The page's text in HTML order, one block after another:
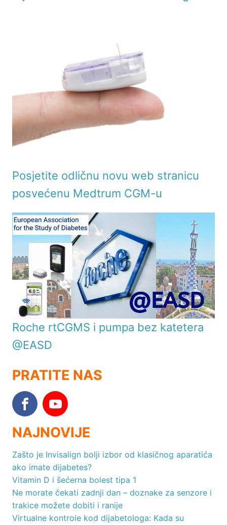
Posjetite odličnu novu web stranicu
posvećenu Medtrum CGM-u
Roche rtCGMS i pumpa bez katetera
@EASD
PRATITE NAS
NAJNOVIJE
Zašto je Invisalign bolji izbor od klasičnog aparatića
ako imate dijabetes?
Vitamin D i šećerna bolest tipa 1
Ne morate čekati zadnji dan – doznake za senzore i
trakice možete dobiti i ranije
Virtualne kontrole kod dijabetologa: Kada su